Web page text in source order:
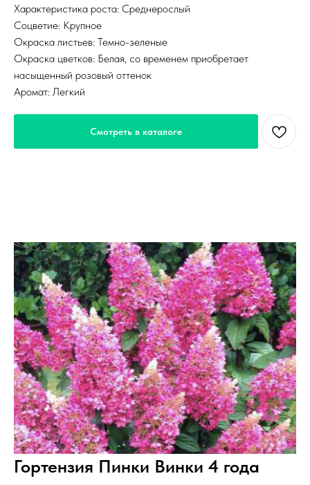
Характеристика роста: Среднерослый
Соцветие: Крупное
Окраска листьев: Темно-зеленые
Окраска цветков: Белая, со временем приобретает
насыщенный розовый оттенок
Аромат: Легкий
Смотреть в каталоге
Гортензия Пинки Винки 4 года